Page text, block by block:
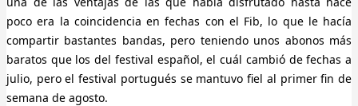
poco era la coincidencia en fechas con el Fib, lo que le hacía
compartir bastantes bandas, pero teniendo unos abonos más
baratos que los del festival español, el cuál cambió de fechas a
julio, pero el festival portugués se mantuvo fiel al primer fin de
semana de agosto.